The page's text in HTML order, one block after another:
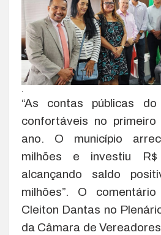
.
“As contas públicas
confortáveis no
ano. O município
milhões e investiu R$
alcançando saldo
milhões”. O
Cleiton Dantas no
da Câmara de